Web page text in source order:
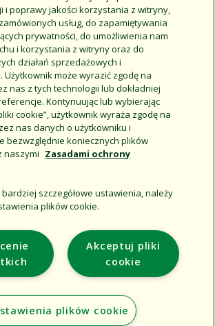
Turf
-
cuando
Support
Corporate
Additional Sites
Rain Bird Corporation. All rights reserved.
i poprawy jakości korzystania z witryny,
usług, do zapamiętywania
prywatności, do umożliwienia nam
i korzystania z witryny oraz do
działań sprzedażowych i
Użytkownik może wyrazić zgodę na
nas z tych technologii lub dokładniej
Kontynuując lub wybierając
cookie”, użytkownik wyraża zgodę na
nas danych o użytkowniku i
bezwzględnie koniecznych plików
naszymi Zasadami ochrony
szczegółowe ustawienia, należy
plików cookie.
Akceptuj pliki
cookie
plików cookie